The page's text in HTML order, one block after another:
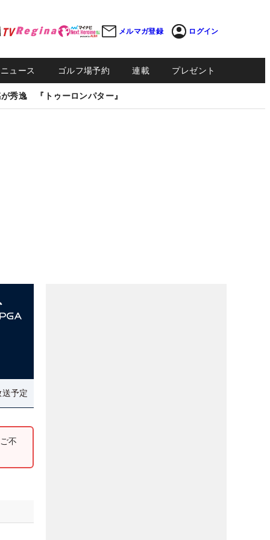
メルマガ登録 ログイン
ュース ゴルフ場予約 連載 プレゼント
秀逸 『トゥーロンパター』
予定
不